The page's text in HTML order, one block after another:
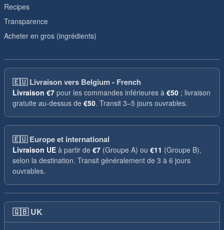
Recipes
Transparence
Acheter en gros (ingrédients)
🇪🇺Livraison vers Belgium - French
Livraison €7 pour les commandes inférieures à €50 ; livraison
gratuite au-dessus de €50. Transit 3–5 jours ouvrables.
🇪🇺Europe et international
Livraison UE à partir de €7 (Groupe A) ou €11 (Groupe B),
selon la destination. Transit généralement de 3 à 6 jours
ouvrables.
🇬🇧 UK